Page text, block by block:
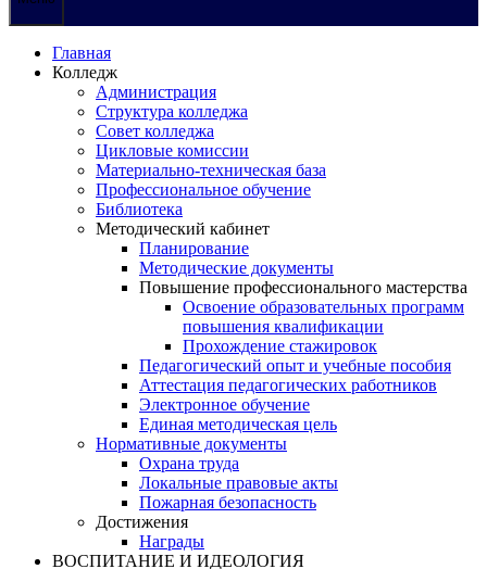
Главная
Колледж
Администрация
Структура колледжа
Совет колледжа
Цикловые комиссии
Материально-техническая база
Профессиональное обучение
Библиотека
Методический кабинет
Планирование
Методические документы
Повышение профессионального мастерства
Освоение образовательных программ
повышения квалификации
Прохождение стажировок
Педагогический опыт и учебные пособия
Аттестация педагогических работников
Электронное обучение
Единая методическая цель
Нормативные документы
Охрана труда
Локальные правовые акты
Пожарная безопасность
Достижения
Награды
ВОСПИТАНИЕ И ИДЕОЛОГИЯ